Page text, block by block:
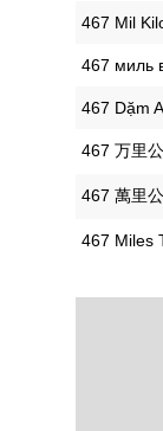
‎467 Mil
‎467 миль
‎467 Dặm
‎467 万里
‎467 萬里
‎467 Miles